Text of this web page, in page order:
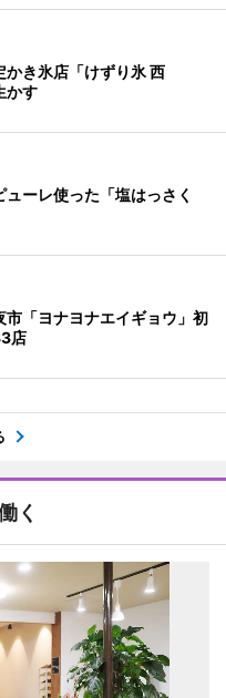
き氷店「けずり氷 西
かす
ューレ使った「塩はっさく
市「ヨナヨナエイギョウ」初
店
く